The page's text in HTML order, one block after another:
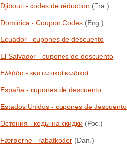
Djibouti - codes de réduction (Fra.)
Dominica - Coupon Codes (Eng.)
Ecuador - cupones de descuento
El Salvador - cupones de descuento
Ελλάδα - εκπτωτικοί κωδικοί
España - cupones de descuento
Estados Unidos - cupones de descuento
Эстония - коды на скидки (Рос.)
Færøerne - rabatkoder (Dan.)